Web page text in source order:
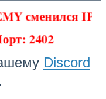
сменился IP
2402
Discord